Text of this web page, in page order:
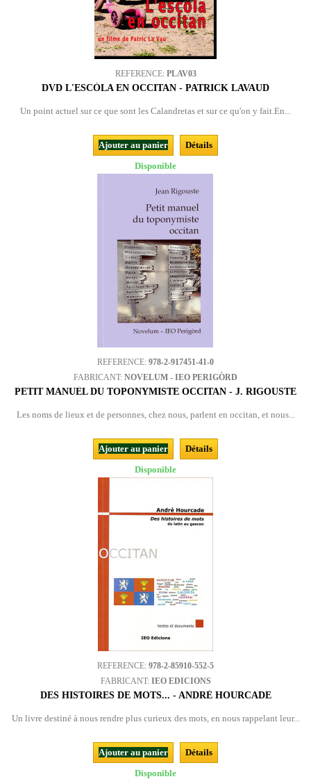
REFERENCE: PLAV03
DVD L'ESCÒLA EN OCCITAN - PATRICK LAVAUD
Un point actuel sur ce que sont les Calandretas et sur ce qu'on y fait.En...
Ajouter au panier
Détails
Disponible
REFERENCE: 978-2-917451-41-0
FABRICANT: NOVELUM - IEO PERIGÒRD
PETIT MANUEL DU TOPONYMISTE OCCITAN - J. RIGOUSTE
Les noms de lieux et de personnes, chez nous, parlent en occitan, et nous...
Ajouter au panier
Détails
Disponible
REFERENCE: 978-2-85910-552-5
FABRICANT: IEO EDICIONS
DES HISTOIRES DE MOTS... - ANDRÉ HOURCADE
Un livre destiné à nous rendre plus curieux des mots, en nous rappelant leur...
Ajouter au panier
Détails
Disponible